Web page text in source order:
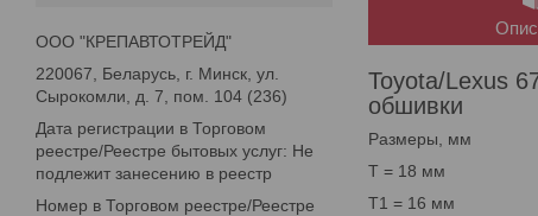
ООО "КРЕПАВТОТРЕЙД"
220067, Беларусь, г. Минск, ул.
Сырокомли, д. 7, пом. 104 (236)
Дата регистрации в Торговом
реестре/Реестре бытовых услуг: Не
подлежит занесению в реестр
Номер в Торговом реестре/Реестре
Toyota/Lexus
обшивки
Размеры, мм
T = 18 мм
T1 = 16 мм